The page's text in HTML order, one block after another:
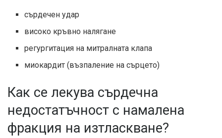
сърдечен удар
високо кръвно налягане
регургитация на митралната клапа
миокардит (възпаление на сърцето)
Как се лекува сърдечна
недостатъчност с намалена
фракция на изтласкване?